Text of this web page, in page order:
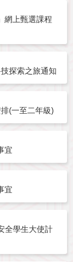
網上甄選課程
探索之旅通知
(一至二年級)
宜
宜
全學生大使計